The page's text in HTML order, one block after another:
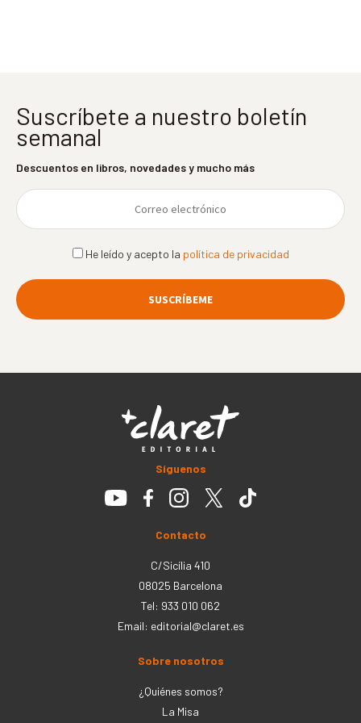
Suscríbete a nuestro boletín
semanal
Descuentos en libros, novedades y mucho más
He leído y acepto la política de privacidad
Síguenos
Contacto
C/Sicília 410
08025 Barcelona
Tel: 933 010 062
Email: editorial@claret.es
Sobre nosotros
¿Quiénes somos?
La Misa